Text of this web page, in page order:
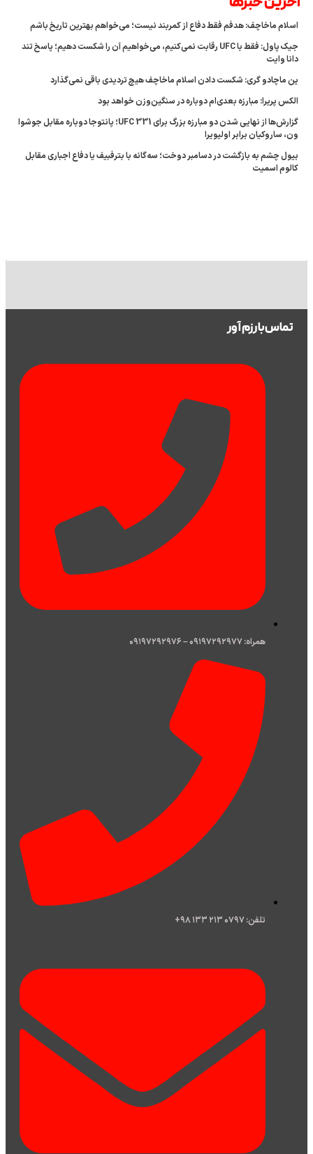
اسلام ماخاچف: هدفم فقط دفاع از کمربند نیست؛ می‌خواهم بهترین تاریخ باشم
جیک پاول: فقط با UFC رقابت نمی‌کنیم، می‌خواهیم آن را شکست دهیم؛ پاسخ تند
دانا وایت
ین ماچادو گری: شکست دادن اسلام ماخاچف هیچ تردیدی باقی نمی‌گذارد
الکس پریرا: مبارزه بعدی‌ام دوباره در سنگین‌وزن خواهد بود
گزارش‌ها از نهایی شدن دو مبارزه بزرگ برای UFC 331؛ پانتوجا دوباره مقابل جوشوا
ون، ساروکیان برابر اولیویرا
بیول چشم به بازگشت در دسامبر دوخت؛ سه‌گانه با بترفبیف یا دفاع اجباری مقابل
کالوم اسمیت
تماس‌با رزم آور
همراه: ۰۹۱۹۷۲۹۲۹۷۷ – ۰۹۱۹۷۲۹۲۹۷۶
تلفن: ۰۷۹۷ ۲۱۳ ۱۳۳ ۹۸+